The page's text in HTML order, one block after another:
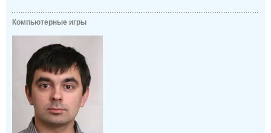
Компьютерные игры